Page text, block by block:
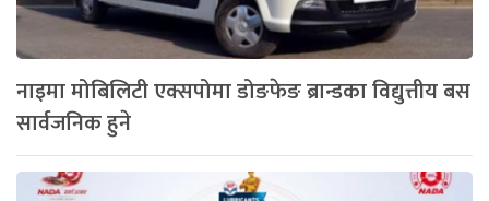
नाइमा मोबिलिटी एक्सपोमा डोङफेङ ब्रान्डका विद्युत्तीय बस
सार्वजनिक हुने